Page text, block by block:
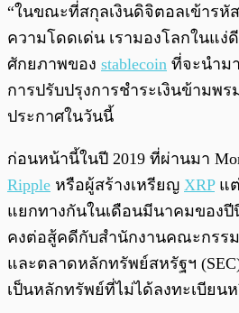
“ในขณะที่สกุลเงินดิจิตอลเข้ารหั
ความโดดเด่น เรามองโลกในแง่
ศักยภาพของ stablecoin ที่จะนำม
การปรับปรุงการชำระเงินข้ามพ
ประกาศในวันนี้
ก่อนหน้านี้ในปี 2019 ที่ผ่านมา
Ripple หรือผู้สร้างเหรียญ XRPแต่
แยกทางกันในเดือนมีนาคมของปี
คงต่อสู้คดีกับสำนักงานคณะกรร
และตลาดหลักทรัพย์สหรัฐฯ
เป็นหลักทรัพย์ที่ไม่ได้ลงทะเบียน